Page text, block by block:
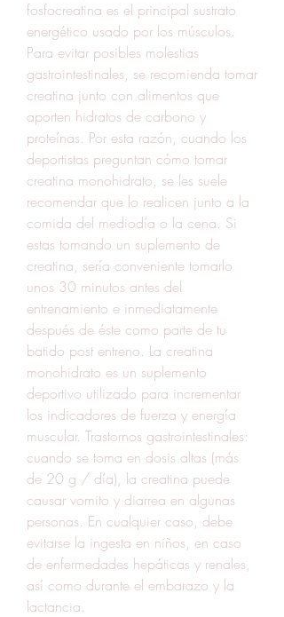
fosfocreatina es el principal sustrato
energético usado por los músculos.
Para evitar posibles molestias
gastrointestinales, se recomienda tomar
creatina junto con alimentos que
aporten hidratos de carbono y
proteínas. Por esta razón, cuando los
deportistas preguntan cómo tomar
creatina monohidrato, se les suele
recomendar que lo realicen junto a la
comida del mediodía o la cena. Si
estas tomando un suplemento de
creatina, sería conveniente tomarlo
unos 30 minutos antes del
entrenamiento e inmediatamente
después de éste como parte de tu
batido post entreno. La creatina
monohidrato es un suplemento
deportivo utilizado para incrementar
los indicadores de fuerza y energía
muscular. Trastornos gastrointestinales:
cuando se toma en dosis altas (más
de 20 g / día), la creatina puede
causar vomito y diarrea en algunas
personas. En cualquier caso, debe
evitarse la ingesta en niños, en caso
de enfermedades hepáticas y renales,
así como durante el embarazo y la
lactancia.